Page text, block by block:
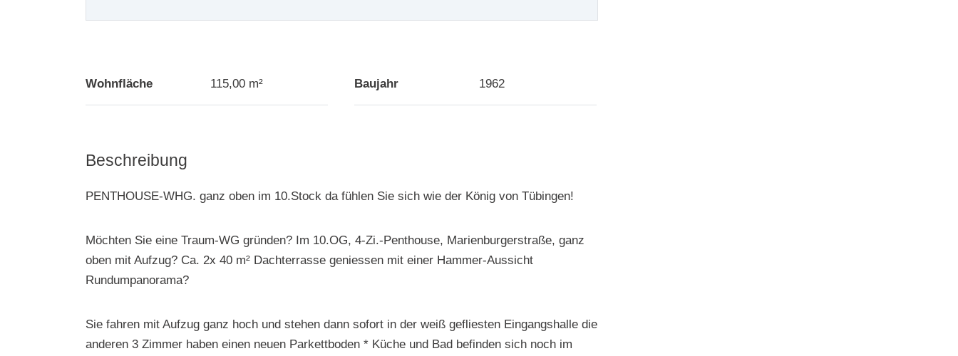
Wohnfläche 115,00 m² Baujahr 1962
Beschreibung
PENTHOUSE-WHG. ganz oben im 10.Stock da fühlen Sie sich wie der König von Tübingen!
Möchten Sie eine Traum-WG gründen? Im 10.OG, 4-Zi.-Penthouse, Marienburgerstraße, ganz
oben mit Aufzug? Ca. 2x 40 m² Dachterrasse geniessen mit einer Hammer-Aussicht
Rundumpanorama?
Sie fahren mit Aufzug ganz hoch und stehen dann sofort in der weiß gefliesten Eingangshalle die
anderen 3 Zimmer haben einen neuen Parkettboden * Küche und Bad befinden sich noch im